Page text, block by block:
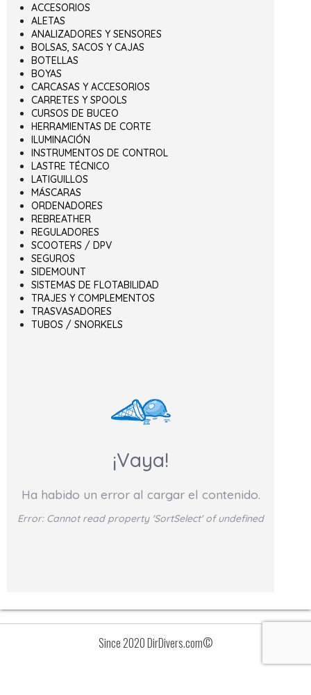
ACCESORIOS
ALETAS
ANALIZADORES Y SENSORES
BOLSAS, SACOS Y CAJAS
BOTELLAS
BOYAS
CARCASAS Y ACCESORIOS
CARRETES Y SPOOLS
CURSOS DE BUCEO
HERRAMIENTAS DE CORTE
ILUMINACIÓN
INSTRUMENTOS DE CONTROL
LASTRE TÉCNICO
LATIGUILLOS
MÁSCARAS
ORDENADORES
REBREATHER
REGULADORES
SCOOTERS / DPV
SEGUROS
SIDEMOUNT
SISTEMAS DE FLOTABILIDAD
TRAJES Y COMPLEMENTOS
TRASVASADORES
TUBOS / SNORKELS
¡Vaya!
Ha habido un error al cargar el contenido.
Error: Cannot read property 'SortSelect' of undefined
Since 2020 DirDivers.com©